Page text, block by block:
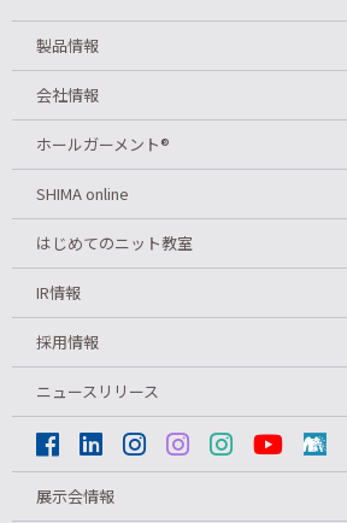
製品情報
会社情報
ホールガーメント®
SHIMA online
はじめてのニット教室
IR情報
採用情報
ニュースリリース
展示会情報